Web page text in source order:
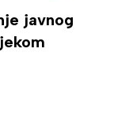
javnog